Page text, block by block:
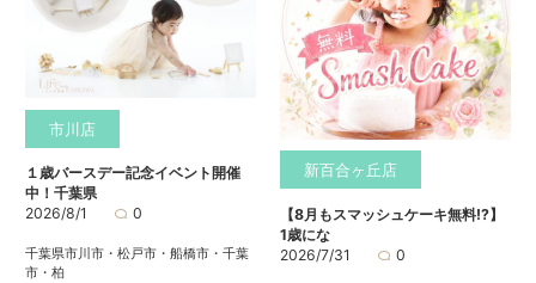
市川店
１歳バースデー記念イベント開催
中！千葉県
2026/8/1
0
千葉県市川市・松戸市・船橋市・千葉
市・柏
新百合ヶ丘店
【8月もスマッシュケーキ無料⁉】
1歳にな
2026/7/31
0